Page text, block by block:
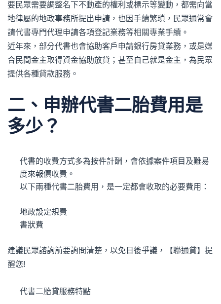
要民眾需要調整名下不動產的權利或標示等變動，都需向當
地律屬的地政事務所提出申請，也因手續繁瑣，民眾通常會
請代書專門代理申請各項登記業務等相關專業手續。
近年來，部分代書也會協助客戶申請銀行房貸業務，或是媒
合民間金主取得資金協助放貸；甚至自己就是金主，為民眾
提供各種貸款服務。
二、 申辦代書二胎費用是
多少？
代書的收費方式多為按件計酬，會依據案件項目及難易
度來報價收費。
以下兩種代書二胎費用，是一定都會收取的必要費用：
地政設定規費
書狀費
建議民眾諮詢前要詢問清楚，以免日後爭議，【聯通貸】提
醒您!
代書二胎貸服務特點